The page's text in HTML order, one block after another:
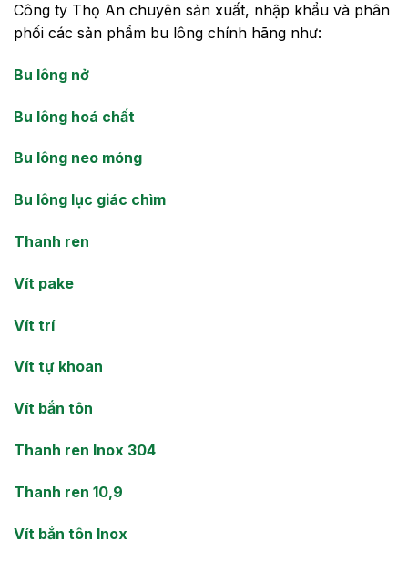
Công ty Thọ An chuyên sản xuất, nhập khẩu và phân
phối các sản phẩm bu lông chính hãng như:
Bu lông nở
Bu lông hoá chất
Bu lông neo móng
Bu lông lục giác chìm
Thanh ren
Vít pake
Vít trí
Vít tự khoan
Vít bắn tôn
Thanh ren Inox 304
Thanh ren 10,9
Vít bắn tôn Inox